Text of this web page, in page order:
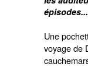
Une
voyage de